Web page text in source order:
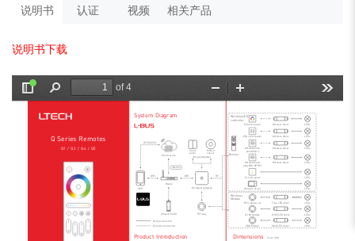
说明书 认证 视频 相关产品
说明书下载